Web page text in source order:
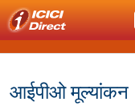
आईपीओ मूल्यांकन